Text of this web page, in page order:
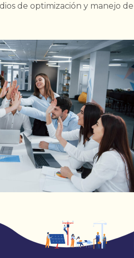
de optimización y manejo de